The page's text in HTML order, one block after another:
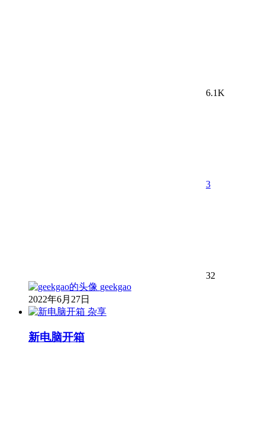
6.1K
3
32
geekgao
2022年6月27日
杂享
新电脑开箱